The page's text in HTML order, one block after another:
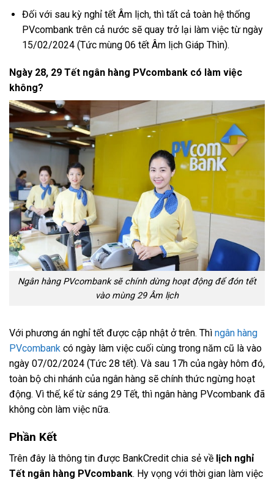
Đối với sau kỳ nghỉ tết Âm lịch, thì tất cả toàn hệ thống
PVcombank trên cả nước sẽ quay trở lại làm việc từ ngày
15/02/2024 (Tức mùng 06 tết Âm lịch Giáp Thìn).
Ngày 28, 29 Tết ngân hàng PVcombank có làm việc
không?
Ngân hàng PVcombank sẽ chính dừng hoạt động để đón tết
vào mùng 29 Âm lịch
Với phương án nghỉ tết được cập nhật ở trên. Thì ngân hàng
PVcombank có ngày làm việc cuối cùng trong năm cũ là vào
ngày 07/02/2024 (Tức 28 tết). Và sau 17h của ngày hôm đó,
toàn bộ chi nhánh của ngân hàng sẽ chính thức ngừng hoạt
động. Vì thế, kể từ sáng 29 Tết, thì ngân hàng PVcombank đã
không còn làm việc nữa.
Phần Kết
Trên đây là thông tin được BankCredit chia sẻ về lịch nghỉ
Tết ngân hàng PVcombank. Hy vọng với thời gian làm việc